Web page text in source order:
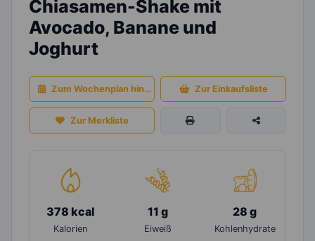
Chiasamen-Shake mit
Avocado, Banane und
Joghurt
Zum Wochenplan hinzufügen Zur Einkaufsliste
Zur Merkliste
378 kcal
Kalorien
11 g
Eiweiß
28 g
Kohlenhydrate